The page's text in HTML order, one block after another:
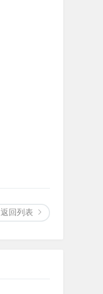
返回列表